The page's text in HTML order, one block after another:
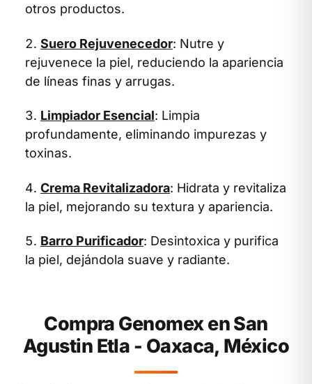
otros productos.
Suero Rejuvenecedor: Nutre y
rejuvenece la piel, reduciendo la apariencia
de líneas finas y arrugas.
Limpiador Esencial: Limpia
profundamente, eliminando impurezas y
toxinas.
Crema Revitalizadora: Hidrata y revitaliza
la piel, mejorando su textura y apariencia.
Barro Purificador: Desintoxica y purifica
la piel, dejándola suave y radiante.
Compra Genomex en San
Agustin Etla - Oaxaca, México